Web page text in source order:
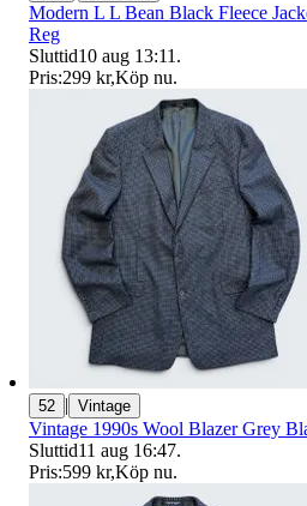
Modern L L Bean Black Fleece
Reg
Sluttid10 aug 13:11 .
Pris:299 kr,Köp nu.
52 | Vintage
Vintage 1990s Wool Blazer Grey
Sluttid11 aug 16:47.
Pris:599 kr,Köp nu.